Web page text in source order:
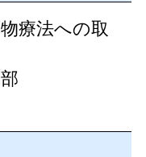
療法への取